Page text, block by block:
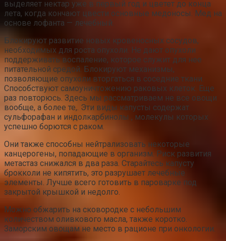
выделяет нектар уже в первый год и цветет до конца
лета, когда кончают цвести основные медоносы. Мед на
основе лофанта — лечебный.
Блокируют развитие новых кровеносных сосудов,
необходимых для роста опухоли. Не дают опухоли
поддерживать воспаление, которое служит для нее
питательной средой. Блокируют механизмы,
позволяющие опухоли вторгаться в соседние ткани.
Способствуют самоуничтожению раковых клеток. Еще
раз повторюсь. Здесь мы рассматриваем не все овощи
вообще, а более те,. Эти виды капусты содержат
сульфорафан и индолкарбинолы , молекулы которых
успешно борются с раком.
Они также способны нейтрализовать некоторые
канцерогены, попадающие в организм. Риск развития
метастаз снижался в два раза. Старайтесь капусту
брокколи не кипятить, это разрушает лечебные
элементы. Лучше всего готовить в пароварке под
закрытой крышкой и недолго.
Можно обжарить на сковородке с небольшим
количеством оливкового масла, также коротко.
Заморским овощам не место в рационе при онкологии.